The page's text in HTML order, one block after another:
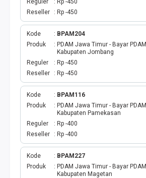
TELPON PASCABAYAR
PRODUK SPESIAL
TOPUP GAME
EMONEY
TITIP TRANSFER
UANG ELEKTRONIK BEBAS
PPOB H2H
Reguler
Rp -450
Reseller
Rp -450
Kode
BPAM204
Produk
PDAM Jawa Timur - Bayar PDAM
Kabupaten Jombang
Reguler
Rp -450
Reseller
Rp -450
Kode
BPAM116
Produk
PDAM Jawa Timur - Bayar PDAM
Kabupaten Pamekasan
Reguler
Rp -400
Reseller
Rp -400
Kode
BPAM227
Produk
PDAM Jawa Timur - Bayar PDAM
Kabupaten Magetan